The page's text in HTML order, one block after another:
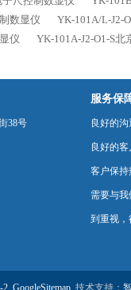
数显仪
YK-101A/L-J2-
仪
YK-101A-J2-O1-S
38号
服务保
良好的
良好的
客户保持
需要与
到重视，
2 GoogleSitemap 技术支持：